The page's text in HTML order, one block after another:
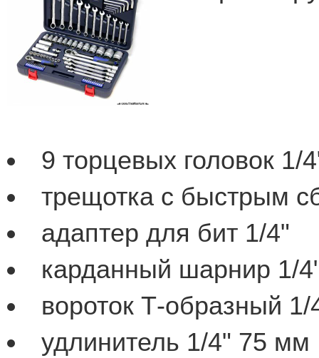
9 торцевых головок
трещотка с быстрым
адаптер для бит 1/4"
карданный шарнир 1/
вороток Т-образный 1/
удлинитель 1/4" 75 мм